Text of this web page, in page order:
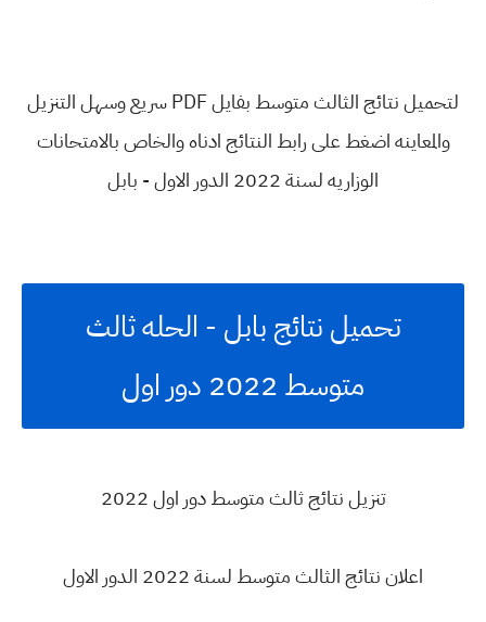
لتحميل نتائج الثالث متوسط بفايل PDF سريع وسهل التنزيل
والمعاينه اضغط على رابط النتائج ادناه والخاص بالامتحانات
الوزاريه لسنة 2022 الدور الاول - بابل
تحميل نتائج بابل - الحله ثالث
متوسط 2022 دور اول
تنزيل نتائج ثالث متوسط دور اول 2022
اعلان نتائج الثالث متوسط لسنة 2022 الدور الاول